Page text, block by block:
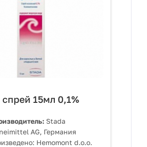
15мл 0,1%
Stada
AG, Германия
Hemomont d.o.o.